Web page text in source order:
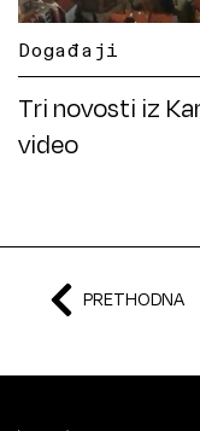
Događaji
Tri novosti iz
video
PRETHODNA